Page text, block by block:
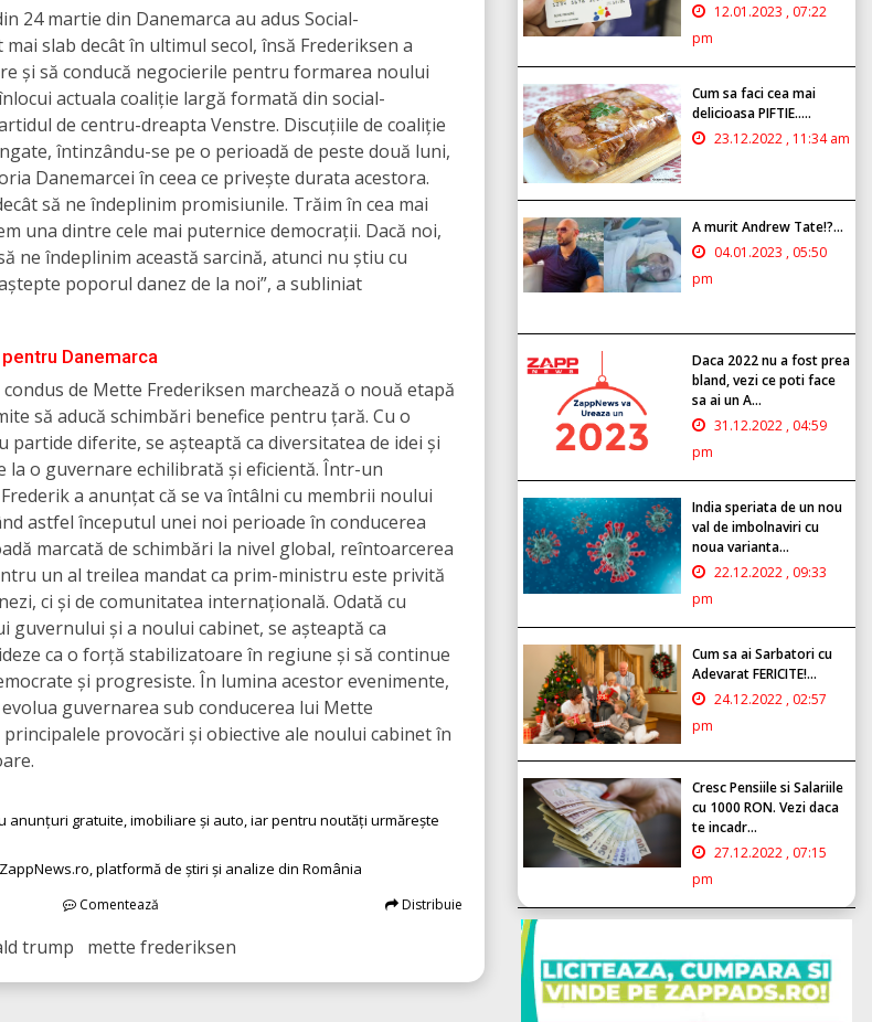
24 martie din Danemarca au adus Social-
slab decât în ultimul secol, însă Frederiksen a
și să conducă negocierile pentru formarea noului
actuala coaliție largă formată din social-
de centru-dreapta Venstre. Discuțiile de coaliție
întinzându-se pe o perioadă de peste două luni,
Danemarcei în ceea ce privește durata acestora.
să ne îndeplinim promisiunile. Trăim în cea mai
una dintre cele mai puternice democrații. Dacă noi,
ne îndeplinim această sarcină, atunci nu știu cu
poporul danez de la noi”, a subliniat
Danemarca
de Mette Frederiksen marchează o nouă etapă
să aducă schimbări benefice pentru țară. Cu o
diferite, se așteaptă ca diversitatea de idei și
la o guvernare echilibrată și eficientă. Într-un
a anunțat că se va întâlni cu membrii noului
astfel începutul unei noi perioade în conducerea
marcată de schimbări la nivel global, reîntoarcerea
un al treilea mandat ca prim-ministru este privită
ci și de comunitatea internațională. Odată cu
guvernului și a noului cabinet, se așteaptă ca
ca o forță stabilizatoare în regiune și să continue
și progresiste. În lumina acestor evenimente,
guvernarea sub conducerea lui Mette
provocări și obiective ale noului cabinet în
anunțuri gratuite, imobiliare și auto, iar pentru noutăți urmărește
platformă de știri și analize din România
Comentează Distribuie
trump mette frederiksen
12.01.2023 , 07:22
pm
Cum sa faci cea mai
delicioasa PIFTIE.....
23.12.2022 , 11:34 am
A murit Andrew Tate!?...
04.01.2023 , 05:50
pm
Daca 2022 nu a fost prea
bland, vezi ce poti face
sa ai un A...
31.12.2022 , 04:59
pm
India speriata de un nou
val de imbolnaviri cu
noua varianta...
22.12.2022 , 09:33
pm
Cum sa ai Sarbatori cu
Adevarat FERICITE!...
24.12.2022 , 02:57
pm
Cresc Pensiile si Salariile
cu 1000 RON. Vezi daca
te incadr...
27.12.2022 , 07:15
pm